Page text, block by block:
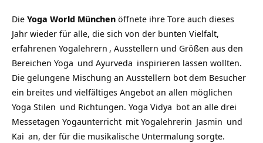
Die Yoga World München öffnete ihre Tore auch dieses
Jahr wieder für alle, die sich von der bunten Vielfalt,
erfahrenen Yogalehrern , Ausstellern und Größen aus den
Bereichen Yoga und Ayurveda inspirieren lassen wollten.
Die gelungene Mischung an Ausstellern bot dem Besucher
ein breites und vielfältiges Angebot an allen möglichen
Yoga Stilen und Richtungen. Yoga Vidya bot an alle drei
Messetagen Yogaunterricht mit Yogalehrerin Jasmin und
Kai an, der für die musikalische Untermalung sorgte.